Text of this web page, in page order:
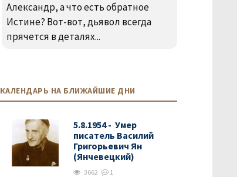
Александр, а что есть обратное
Истине? Вот-вот, дьявол всегда
прячется в деталях...
КАЛЕНДАРЬ НА БЛИЖАЙШИЕ ДНИ
5.8.1954 - Умер
писатель Василий
Григорьевич Ян
(Янчевецкий)
3662 1